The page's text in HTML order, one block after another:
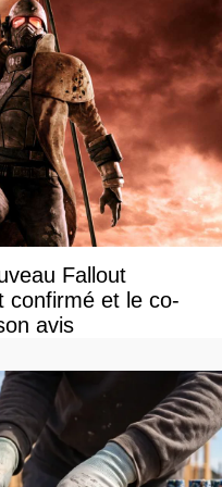
Fallout
confirmé et le co-
avis